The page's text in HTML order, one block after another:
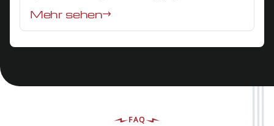
Mehr sehen
FAQ